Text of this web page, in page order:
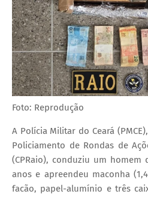
Foto: Reprodução
A Polícia Militar do Ceará
Policiamento de Rondas de
(CPRaio), conduziu um
anos e apreendeu maconha
facão, papel-alumínio e três